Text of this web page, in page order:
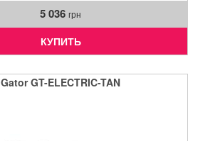
5 036 грн
КУПИТЬ
Gator GT-ELECTRIC-TAN